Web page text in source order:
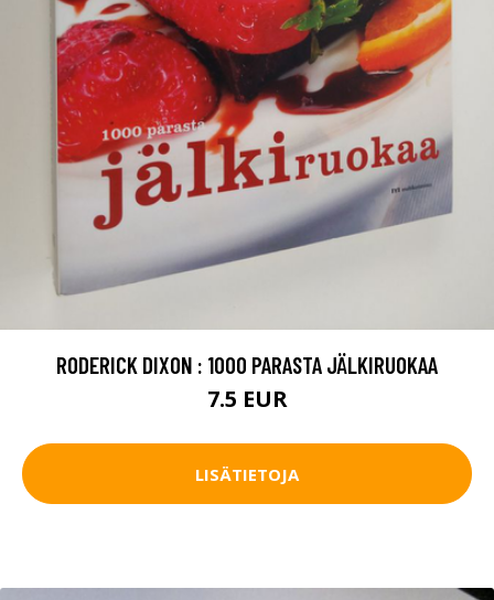
RODERICK DIXON : 1000 PARASTA JÄLKIRUOKAA
7.5 EUR
LISÄTIETOJA